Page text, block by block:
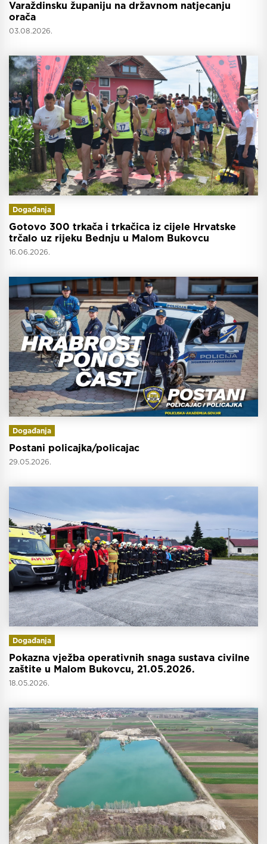
Varaždinsku županiju na državnom natjecanju
orača
03.08.2026.
Događanja
Gotovo 300 trkača i trkačica iz cijele Hrvatske
trčalo uz rijeku Bednju u Malom Bukovcu
16.06.2026.
Događanja
Postani policajka/policajac
29.05.2026.
Događanja
Pokazna vježba operativnih snaga sustava civilne
zaštite u Malom Bukovcu, 21.05.2026.
18.05.2026.